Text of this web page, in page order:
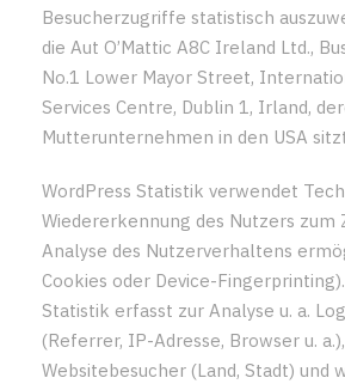
Besucherzugriffe statistisch
die Aut O’Mattic A8C Ireland Ltd.,
No.1 Lower Mayor Street,
Services Centre, Dublin 1, Irland,
Mutterunternehmen in den USA
WordPress Statistik verwendet
Wiedererkennung des Nutzers zum
Analyse des Nutzerverhaltens
Cookies oder Device-
Statistik erfasst zur Analyse u. a.
(Referrer, IP-Adresse, Browser u.
Websitebesucher (Land, Stadt) und